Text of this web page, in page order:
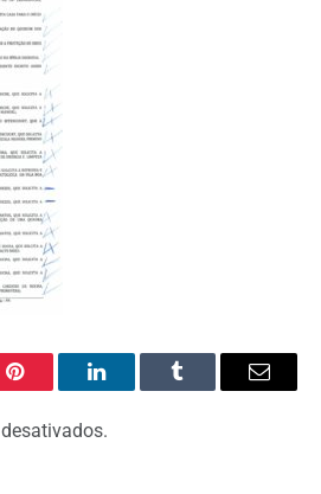
Pinterest O
LinkedIn
Tumblr
E-